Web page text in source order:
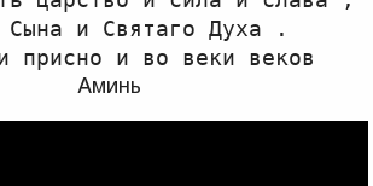
Сына и Святаго Духа .
присно и во веки веков
Аминь